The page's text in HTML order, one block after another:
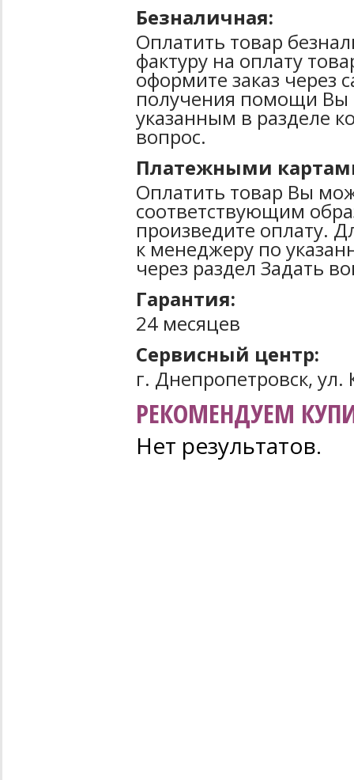
Безналичная:
Оплатить товар
фактуру на оплату
оформите заказ через
получения помощи Вы
указанным в разделе
вопрос.
Платежными
Оплатить товар Вы
соответствующим
произведите оплату.
к менеджеру по
через раздел Задать
Гарантия:
24 месяцев
Сервисный центр:
г. Днепропетровск,
РЕКОМЕНДУЕМ
Нет результатов.